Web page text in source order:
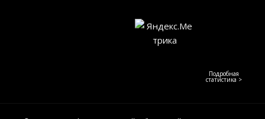
Подробная
статистика >